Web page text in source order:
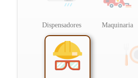
Dispensadores Maquinaria